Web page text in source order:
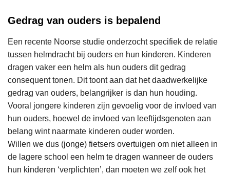
Gedrag van ouders is bepalend
Een recente Noorse studie onderzocht specifiek de relatie
tussen helmdracht bij ouders en hun kinderen. Kinderen
dragen vaker een helm als hun ouders dit gedrag
consequent tonen. Dit toont aan dat het daadwerkelijke
gedrag van ouders, belangrijker is dan hun houding.
Vooral jongere kinderen zijn gevoelig voor de invloed van
hun ouders, hoewel de invloed van leeftijdsgenoten aan
belang wint naarmate kinderen ouder worden.
Willen we dus (jonge) fietsers overtuigen om niet alleen in
de lagere school een helm te dragen wanneer de ouders
hun kinderen ‘verplichten’, dan moeten we zelf ook het